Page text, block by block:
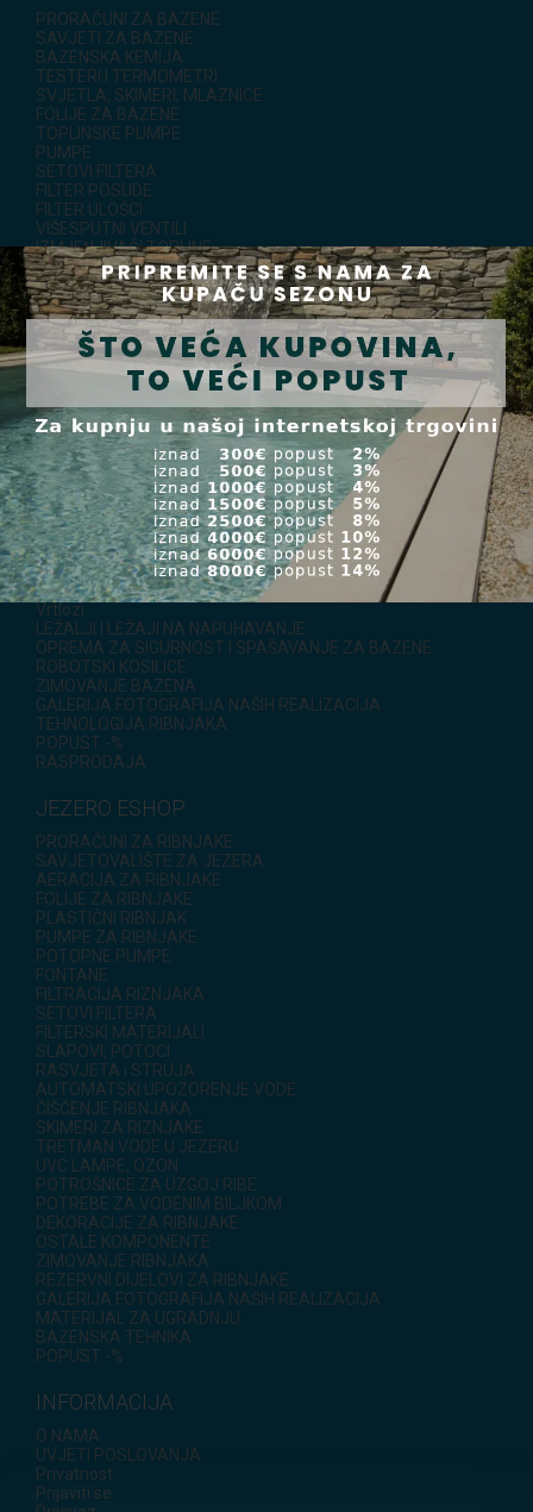
PRORAČUNI ZA BAZENE
SAVJETI ZA BAZENE
BAZENSKA KEMIJA
TESTERI I TERMOMETRI
SVJETLA, SKIMERI, MLAZNICE
FOLIJE ZA BAZENE
TOPLINSKE PUMPE
PUMPE
SETOVI FILTERA
FILTER POSUDE
FILTER ULOŠCI
VIŠESPUTNI VENTILI
IZMJENJIVAČI TOPLINE
GRIJANJE NA STRUJU
SOLARNO GRIJANJE
MATERIJAL ZA UGRADNJU
PRIPREMA BAZENSKE VODE
SOLINATORI
AUTOMATSKA OBRADA KLOROM
VRTNI TUŠEVI
POKRIVANJE RAZINE
LJESTVE I STEPENICE
PROTUSTRUJENJA, MASAŽE, MJERI, VODENE ATRAKCIJE
POTOPNE PUMPE
DISTRIBUTERI ZA BAZENE
FREKVENCIJSKI PRETVARAČI
TEHNOLOŠKE KUĆE
PRELJEVNE REŠETKE, OLUK
ISUŠIVAČI ZRAKA
REZERVNI DIJELOVI ZA BAZENE
Vrtlozi
LEŽALJI I LEŽAJI NA NAPUHAVANJE
OPREMA ZA SIGURNOST I SPAŠAVANJE ZA BAZENE
ROBOTSKI KOSILICE
ZIMOVANJE BAZENA
GALERIJA FOTOGRAFIJA NAŠIH REALIZACIJA
TEHNOLOGIJA RIBNJAKA
POPUST -%
RASPRODAJA
JEZERO ESHOP
PRORAČUNI ZA RIBNJAKE
SAVJETOVALIŠTE ZA JEZERA
AERACIJA ZA RIBNJAKE
FOLIJE ZA RIBNJAKE
PLASTIČNI RIBNJAK
PUMPE ZA RIBNJAKE
POTOPNE PUMPE
FONTANE
FILTRACIJA RIZNJAKA
SETOVI FILTERA
FILTERSKI MATERIJALI
SLAPOVI, POTOCI
RASVJETA i STRUJA
AUTOMATSKI UPOZORENJE VODE
ČIŠĆENJE RIBNJAKA
SKIMERI ZA RIZNJAKE
TRETMAN VODE U JEZERU
UVC LAMPE, OZON
POTROŠNICE ZA UZGOJ RIBE
POTREBE ZA VODENIM BILJKOM
DEKORACIJE ZA RIBNJAKE
OSTALE KOMPONENTE
ZIMOVANJE RIBNJAKA
REZERVNI DIJELOVI ZA RIBNJAKE
GALERIJA FOTOGRAFIJA NAŠIH REALIZACIJA
MATERIJAL ZA UGRADNJU
BAZENSKA TEHNIKA
POPUST -%
INFORMACIJA
O NAMA
UVJETI POSLOVANJA
Privatnost
Prijaviti se